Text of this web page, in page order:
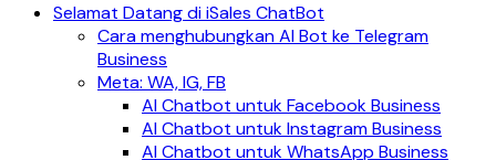
Selamat Datang di iSales ChatBot
Cara menghubungkan AI Bot ke Telegram
Business
Meta: WA, IG, FB
AI Chatbot untuk Facebook Business
AI Chatbot untuk Instagram Business
AI Chatbot untuk WhatsApp Business